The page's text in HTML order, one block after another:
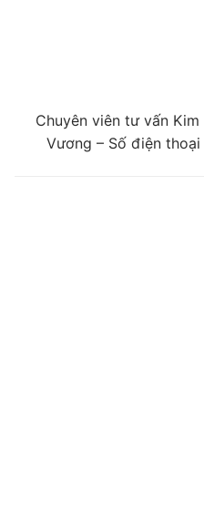
Chuyên viên tư vấn
Vương – Số điện